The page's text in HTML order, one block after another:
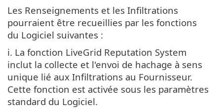
Les Renseignements et les Infiltrations
pourraient être recueillies par les fonctions
du Logiciel suivantes :
i. La fonction LiveGrid Reputation System
inclut la collecte et l'envoi de hachage à sens
unique lié aux Infiltrations au Fournisseur.
Cette fonction est activée sous les paramètres
standard du Logiciel.